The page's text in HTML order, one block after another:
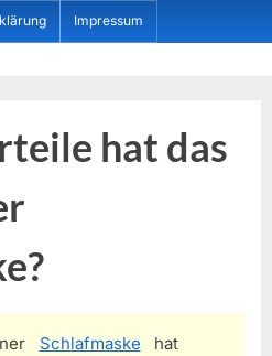
Impressum
hat das
Schlafmaske hat